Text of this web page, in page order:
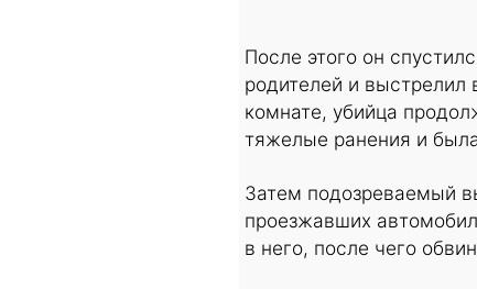
После этого он
родителей и
комнате, убийца
тяжелые ранения и
Затем подозреваемый
проезжавших
в него, после чего